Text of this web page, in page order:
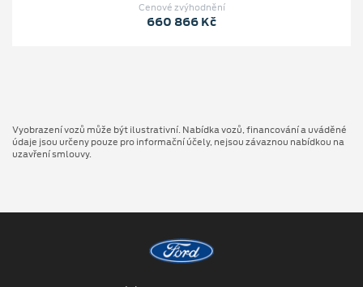
Cenové zvýhodnění
660 866 Kč
Vyobrazení vozů může být ilustrativní. Nabídka vozů, financování a uváděné
údaje jsou určeny pouze pro informační účely, nejsou závaznou nabídkou na
uzavření smlouvy.